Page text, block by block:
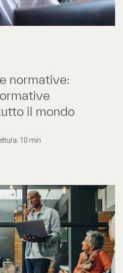
normative:
il mondo
10 min